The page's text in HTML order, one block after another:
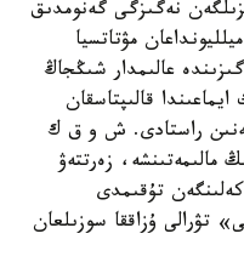
نەگىزگى گەنومدىق
مۋتاتسيا
عالىمدار شىڭجاڭ
قالىپتاسقان
راستادى. ش و ق ك
مالىمەتىنشە، زەرتتەۋ
تۇقىمدى
تۋرالى ۇزاققا سوزىلعان